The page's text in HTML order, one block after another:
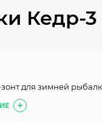
Кедр-3
для зимней